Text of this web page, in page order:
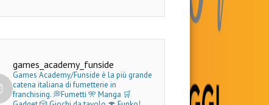
games_academy_funside
Games Academy/Funside è la più grande
catena italiana di fumetterie in
franchising.💭Fumetti 🎌 Manga 🛒